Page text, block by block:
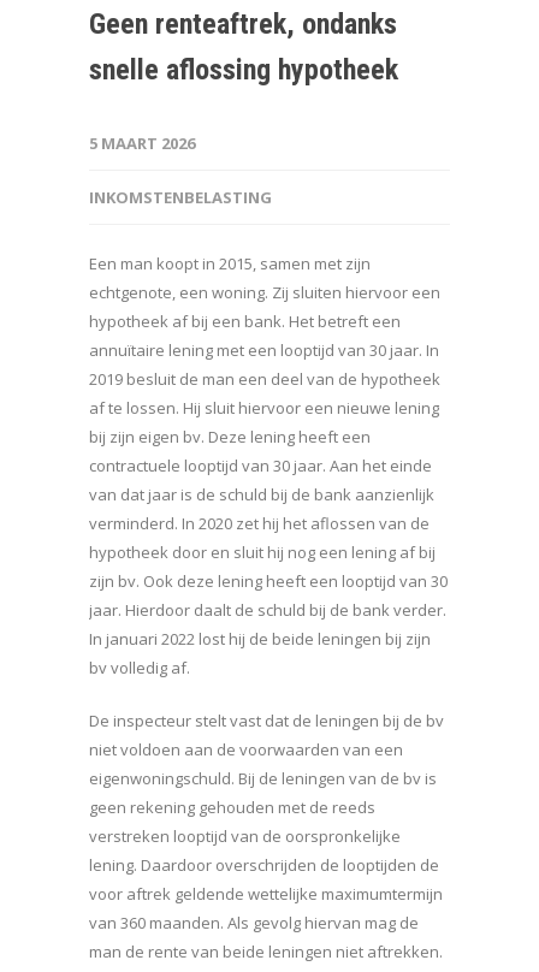
Geen renteaftrek, ondanks
snelle aflossing hypotheek
5 MAART 2026
INKOMSTENBELASTING
Een man koopt in 2015, samen met zijn
echtgenote, een woning. Zij sluiten hiervoor een
hypotheek af bij een bank. Het betreft een
annuïtaire lening met een looptijd van 30 jaar. In
2019 besluit de man een deel van de hypotheek
af te lossen. Hij sluit hiervoor een nieuwe lening
bij zijn eigen bv. Deze lening heeft een
contractuele looptijd van 30 jaar. Aan het einde
van dat jaar is de schuld bij de bank aanzienlijk
verminderd. In 2020 zet hij het aflossen van de
hypotheek door en sluit hij nog een lening af bij
zijn bv. Ook deze lening heeft een looptijd van 30
jaar. Hierdoor daalt de schuld bij de bank verder.
In januari 2022 lost hij de beide leningen bij zijn
bv volledig af.
De inspecteur stelt vast dat de leningen bij de bv
niet voldoen aan de voorwaarden van een
eigenwoningschuld. Bij de leningen van de bv is
geen rekening gehouden met de reeds
verstreken looptijd van de oorspronkelijke
lening. Daardoor overschrijden de looptijden de
voor aftrek geldende wettelijke maximumtermijn
van 360 maanden. Als gevolg hiervan mag de
man de rente van beide leningen niet aftrekken.